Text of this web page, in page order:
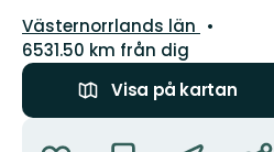
Län:
Västernorrlands län
6531.50 km från dig
Visa på kartan